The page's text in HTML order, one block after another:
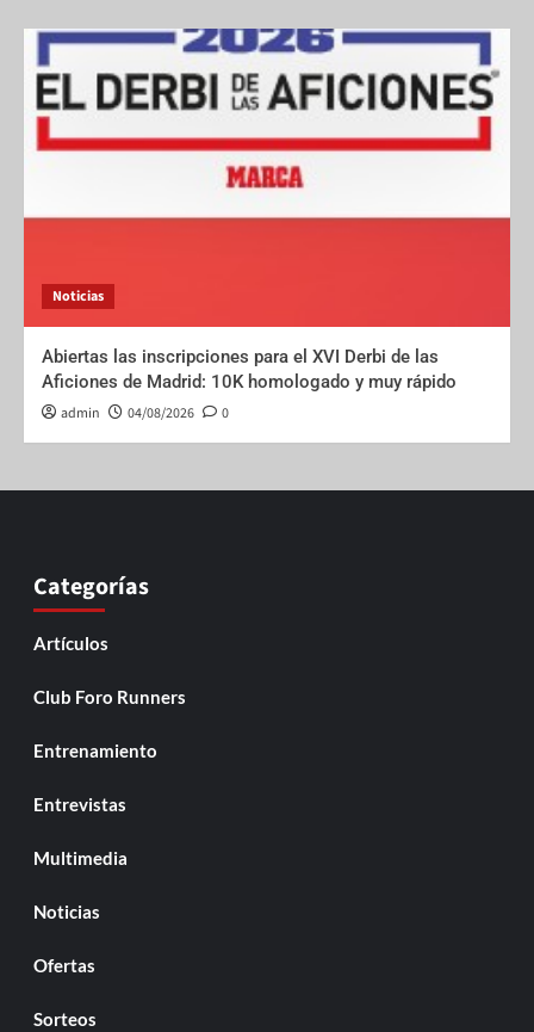
Noticias
Abiertas las inscripciones para el XVI Derbi de las
Aficiones de Madrid: 10K homologado y muy rápido
admin 04/08/2026 0
Categorías
Artículos
Club Foro Runners
Entrenamiento
Entrevistas
Multimedia
Noticias
Ofertas
Sorteos